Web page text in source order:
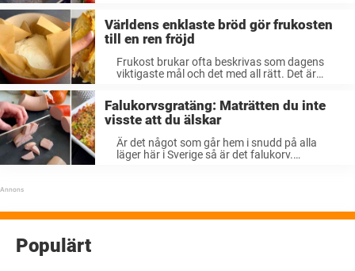
Världens enklaste bröd gör frukosten
till en ren fröjd
Frukost brukar ofta beskrivas som dagens
viktigaste mål och det med all rätt. Det är
Falukorvsgratäng: Maträtten du inte
visste att du älskar
Är det något som går hem i snudd på alla
läger här i Sverige så är det falukorv.
Populärt